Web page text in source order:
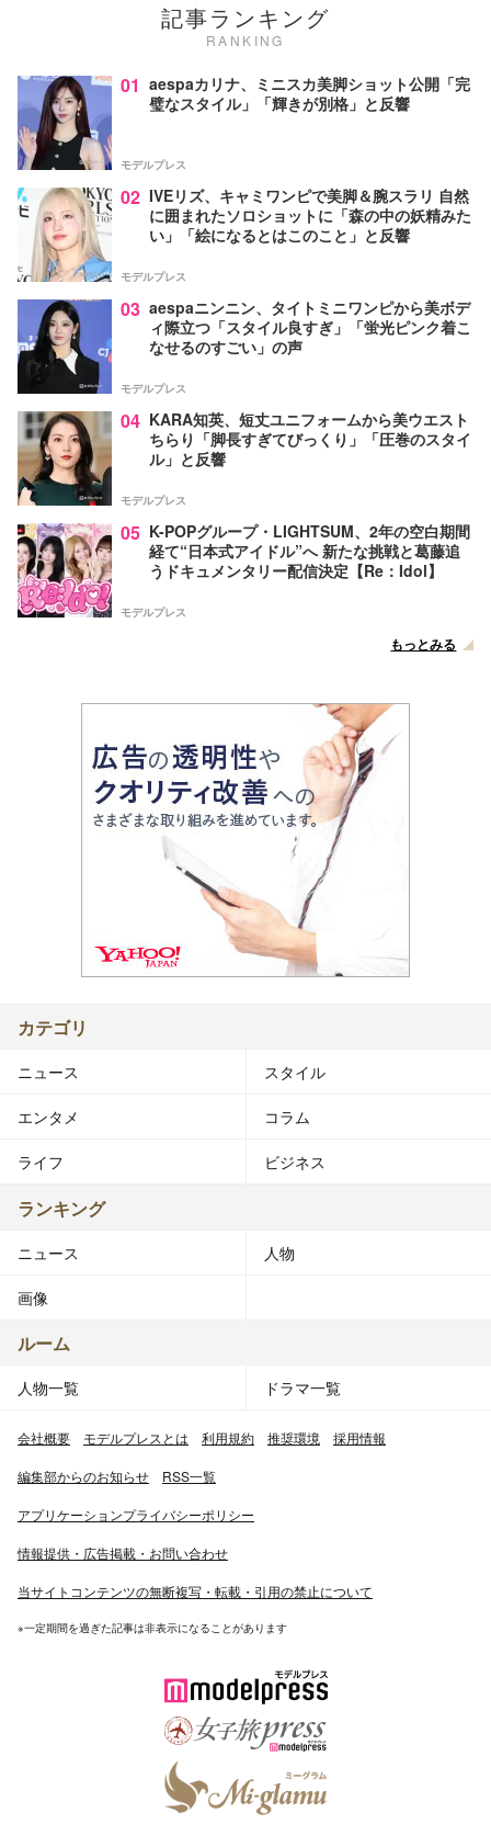
記事ランキング
RANKING
01 aespaカリナ、ミニスカ美脚ショット公開「完
璧なスタイル」「輝きが別格」と反響
モデルプレス
02 IVEリズ、キャミワンピで美脚＆腕スラリ 自然
に囲まれたソロショットに「森の中の妖精みた
い」「絵になるとはこのこと」と反響
モデルプレス
03 aespaニンニン、タイトミニワンピから美ボデ
ィ際立つ「スタイル良すぎ」「蛍光ピンク着こ
なせるのすごい」の声
モデルプレス
04 KARA知英、短丈ユニフォームから美ウエスト
ちらり「脚長すぎてびっくり」「圧巻のスタイ
ル」と反響
モデルプレス
05 K-POPグループ・LIGHTSUM、2年の空白期間
経て“日本式アイドル”へ 新たな挑戦と葛藤追
うドキュメンタリー配信決定【Re：Idol】
モデルプレス
もっとみる
カテゴリ
ニュース スタイル
エンタメ コラム
ライフ ビジネス
ランキング
ニュース 人物
画像
ルーム
人物一覧 ドラマ一覧
会社概要 モデルプレスとは 利用規約 推奨環境 採用情報
編集部からのお知らせ RSS一覧
アプリケーションプライバシーポリシー
情報提供・広告掲載・お問い合わせ
当サイトコンテンツの無断複写・転載・引用の禁止について
※一定期間を過ぎた記事は非表示になることがあります